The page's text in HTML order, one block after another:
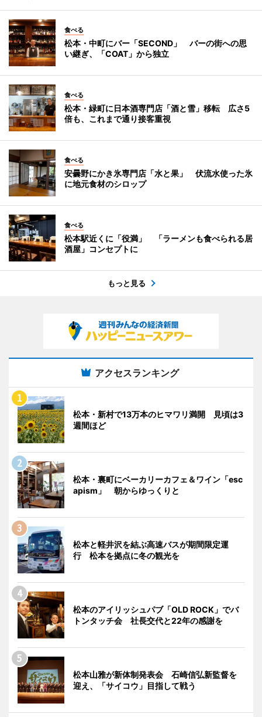
食べる
松本・中町にバー「SECOND」 バーの街への思
い継ぎ、「COAT」から独立
食べる
松本・緑町に日本酒専門店「酒と雪」移転 広さ5
倍も、これまで通り接客重視
食べる
安曇野にかき氷専門店「水と果」 伏流水使った氷
に地元食材のシロップ
食べる
松本駅近くに「役満」 「ラーメンも食べられる居
酒屋」コンセプトに
もっと見る
アクセスランキング
松本・新村で13万本のヒマワリ満開 見頃は3
週間ほど
松本・裏町にベーカリーカフェ＆ワイン「esc
apism」 朝からゆっくりと
松本と軽井沢を結ぶ高速バスが期間限定運
行 松本を拠点に冬の観光を
松本のアイリッシュパブ「OLD ROCK」でバ
トンタッチ会 社長交代と22年の感謝を
松本山雅が新体制発表会 石崎信弘新監督を
迎え、「サイコウ」目指して戦う